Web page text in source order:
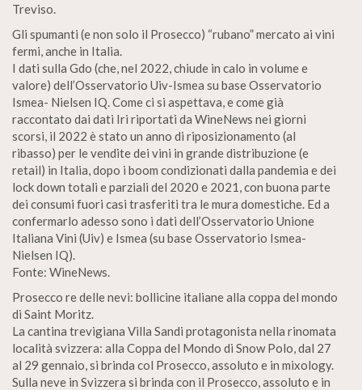
Treviso.
Gli spumanti (e non solo il Prosecco) “rubano” mercato ai vini
fermi, anche in Italia.
I dati sulla Gdo (che, nel 2022, chiude in calo in volume e
valore) dell’Osservatorio Uiv-Ismea su base Osservatorio
Ismea- Nielsen IQ. Come ci si aspettava, e come già
raccontato dai dati Iri riportati da WineNews nei giorni
scorsi, il 2022 è stato un anno di riposizionamento (al
ribasso) per le vendite dei vini in grande distribuzione (e
retail) in Italia, dopo i boom condizionati dalla pandemia e dei
lock down totali e parziali del 2020 e 2021, con buona parte
dei consumi fuori casi trasferiti tra le mura domestiche. Ed a
confermarlo adesso sono i dati dell’Osservatorio Unione
Italiana Vini (Uiv) e Ismea (su base Osservatorio Ismea-
Nielsen IQ).
Fonte: WineNews.
Prosecco re delle nevi: bollicine italiane alla coppa del mondo
di Saint Moritz.
La cantina trevigiana Villa Sandi protagonista nella rinomata
località svizzera: alla Coppa del Mondo di Snow Polo, dal 27
al 29 gennaio, si brinda col Prosecco, assoluto e in mixology.
Sulla neve in Svizzera si brinda con il Prosecco, assoluto e in